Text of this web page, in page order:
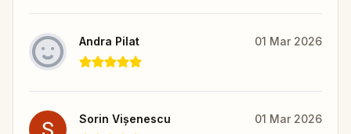
Andra Pilat 01 Mar 2026
Sorin Vișenescu 01 Mar 2026